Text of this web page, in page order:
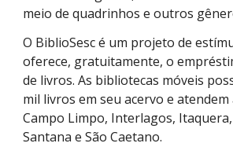
meio de quadrinhos e outros
O BiblioSesc é um projeto de
oferece, gratuitamente, o
de livros. As bibliotecas móveis
mil livros em seu acervo e
Campo Limpo, Interlagos, Itaquera,
Santana e São Caetano.